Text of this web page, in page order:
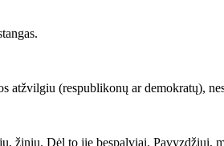
(respublikonų ar demokratų),
žinių. Dėl to jie bespalviai.